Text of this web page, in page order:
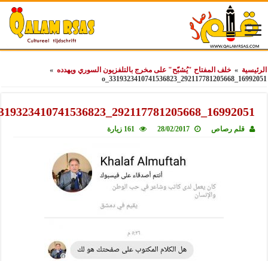
» خلف المفتاح "يُشبّح" على مخرج بالتلفزيون السوري ويهدده
»
قلم رصاص 28/02/2017 161 زيارة